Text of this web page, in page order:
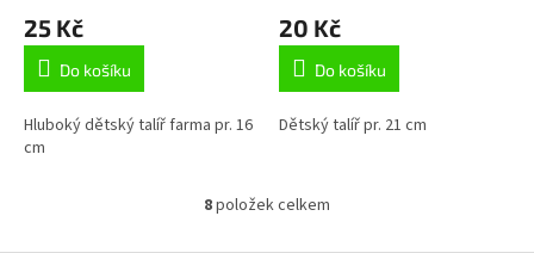
25 Kč
Do košíku
Hluboký dětský talíř farma pr. 16
cm
20 Kč
Do košíku
Dětský talíř pr. 21 cm
O
8položek celkem